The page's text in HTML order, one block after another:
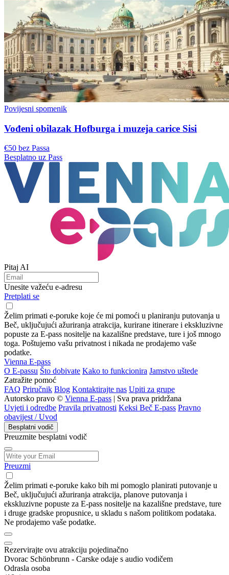
Povijesni spomenik
Vođeni obilazak Hofburga i muzeja carice Sisi
€50 bez Passa
Besplatno uz Pass
Pitaj AI
Unesite važeću e-adresu
Pretplati se
Želim primati e-poruke koje će mi pomoći u planiranju putovanja u
Beč, uključujući ažuriranja atrakcija, kurirane itinerare i ekskluzivne
popuste za E-pass nositelje na kazališne predstave, ture i još mnogo
toga. Poštujemo vašu privatnost i nikada ne prodajemo vaše
podatke.
Vienna E-pass
O E-passu Što dobivate Kako to funkcionira Jamstvo uštede
Zatražite pomoć
FAQ Priručnik Blog Kontaktirajte nas Upiti za grupe
Autorsko pravo © Vienna E-pass | Sva prava pridržana
Uvjeti i odredbe Pravila privatnosti Keksi Beč E-pass Pravno
obavijest / Uvod
Besplatni vodič
Preuzmite besplatni vodič
Preuzmi
Želim primati e-poruke kako bih mi pomoglo planirati putovanje u
Beč, uključujući ažuriranja atrakcija, planove putovanja i
ekskluzivne popuste za E-pass nositelje na kazališne predstave, ture
i druge gradske propusnice, u skladu s našom politikom podataka.
Ne prodajemo vaše podatke.
Rezervirajte ovu atrakciju pojedinačno
Dvorac Schönbrunn - Carske odaje s audio vodičem
Odrasla osoba